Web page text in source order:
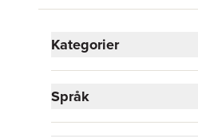
Kategorier
Samhälle och politik
Visa fler
Språk